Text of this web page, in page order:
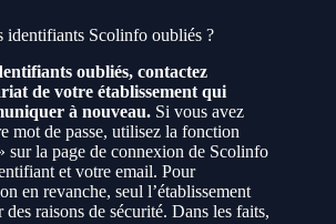
identifiants Scolinfo oubliés ?
oubliés, contactez
de votre établissement qui
à nouveau. Si vous avez
mot de passe, utilisez la fonction
sur la page de connexion de Scolinfo
et votre email. Pour
en revanche, seul l’établissement
raisons de sécurité. Dans les faits,